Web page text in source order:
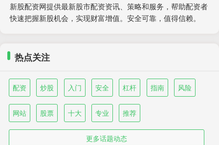
新股配资网提供最新股市配资资讯、策略和服务，帮助配资者
快速把握新股机会，实现财富增值。安全可靠，值得信赖。
热点关注
配资 炒股 入门 安全 杠杆 指南 风险
网站 股票 十大 专业 推荐
更多话题动态